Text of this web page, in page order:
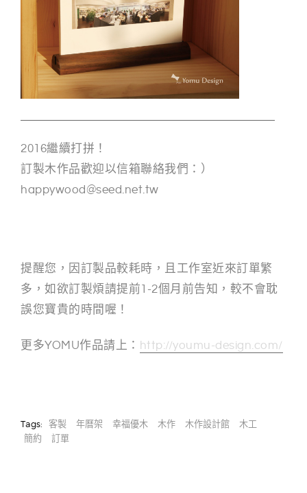
2016繼續打拼！
訂製木作品歡迎以信箱聯絡我們：）
happywood@seed.net.tw
提醒您，因訂製品較耗時，且工作室近來訂單繁
多，如欲訂製煩請提前1-2個月前告知，較不會耽
誤您寶貴的時間喔！
更多YOMU作品請上： http://youmu-design.com/
Tags: 客製 年曆架 幸福優木 木作 木作設計館
木工
簡約
訂單